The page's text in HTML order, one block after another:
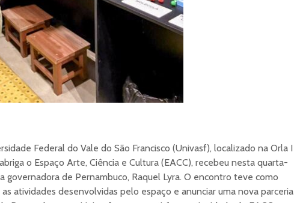
Federal do Vale do São Francisco (Univasf), localizado na Orla I
o Espaço Arte, Ciência e Cultura (EACC), recebeu nesta quarta-
governadora de Pernambuco, Raquel Lyra. O encontro teve como
atividades desenvolvidas pelo espaço e anunciar uma nova parceria